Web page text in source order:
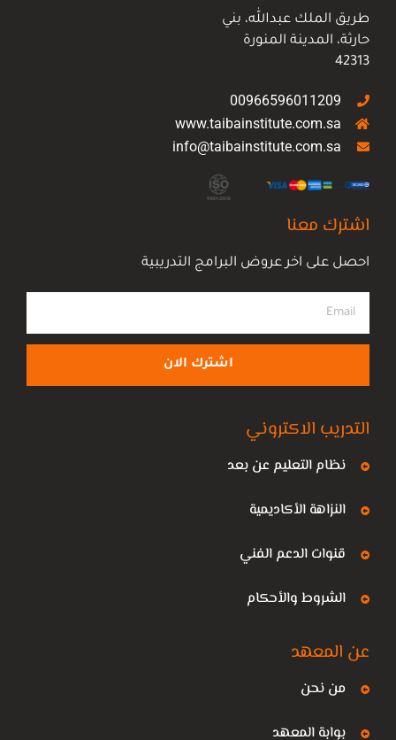
طريق الملك عبدالله، بني
حارثة، المدينة المنورة
42313
00966596011209
www.taibainstitute.com.sa
info@taibainstitute.com.sa
اشترك معنا
احصل على اخر عروض البرامج التدريبية
اشترك الان
التدريب الاكتروني
نظام التعليم عن بعد
النزاهة الأكاديمية
قنوات الدعم الفني
الشروط والأحكام
عن المعهد
من نحن
بوابة المعهد